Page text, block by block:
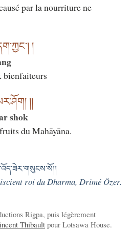
par la nourriture ne
།
bienfaiteurs
།།
shok
du Mahāyāna.
roi du Dharma, Drimé Özer.
Rigpa, puis légèrement
Thibault pour Lotsawa House.